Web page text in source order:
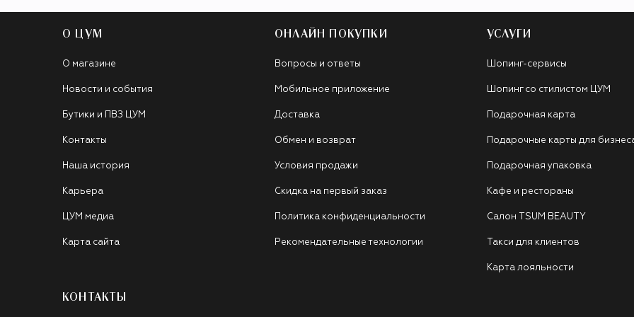
О ЦУМ
О магазине
Новости и события
Бутики и ПВЗ ЦУМ
Контакты
Наша история
Карьера
ЦУМ медиа
Карта сайта
ОНЛАЙН ПОКУПКИ
Вопросы и ответы
Мобильное приложение
Доставка
Обмен и возврат
Условия продажи
Скидка на первый заказ
Политика конфиденциальности
Рекомендательные технологии
УСЛУГИ
Шопинг-сервисы
Шопинг со стилистом ЦУМ
Подарочная карта
Подарочные карты для
Подарочная упаковка
Кафе и рестораны
Салон TSUM BEAUTY
Такси для клиентов
Карта лояльности
КОНТАКТЫ